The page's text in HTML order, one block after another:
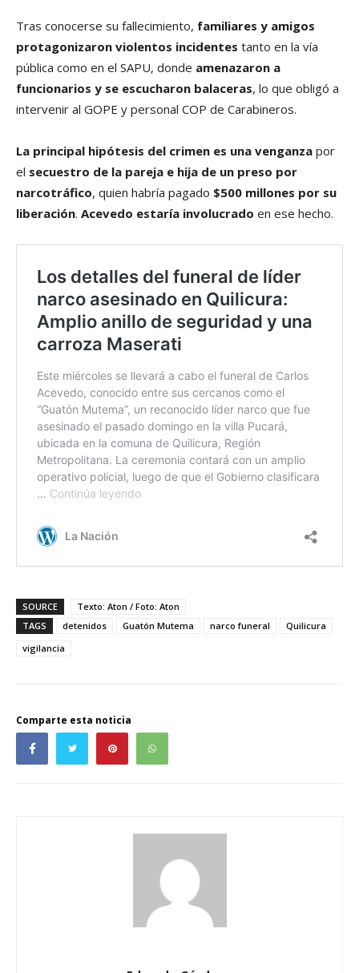
Tras conocerse su fallecimiento, familiares y amigos
protagonizaron violentos incidentes tanto en la vía
pública como en el SAPU, donde amenazaron a
funcionarios y se escucharon balaceras, lo que obligó a
intervenir al GOPE y personal COP de Carabineros.
La principal hipótesis del crimen es una venganza por
el secuestro de la pareja e hija de un preso por
narcotráfico, quien habría pagado $500 millones por su
liberación. Acevedo estaría involucrado en ese hecho.
SOURCE
Texto: Aton / Foto: Aton
TAGS
detenidos Guatón Mutema narco funeral
Quilicura
vigilancia
Comparte esta noticia